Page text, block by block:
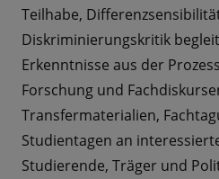
Teilhabe,
Diskriminierungskritik
Erkenntnisse aus der
Forschung und
Transfermaterialien,
Studientagen an
Studierende, Träger und